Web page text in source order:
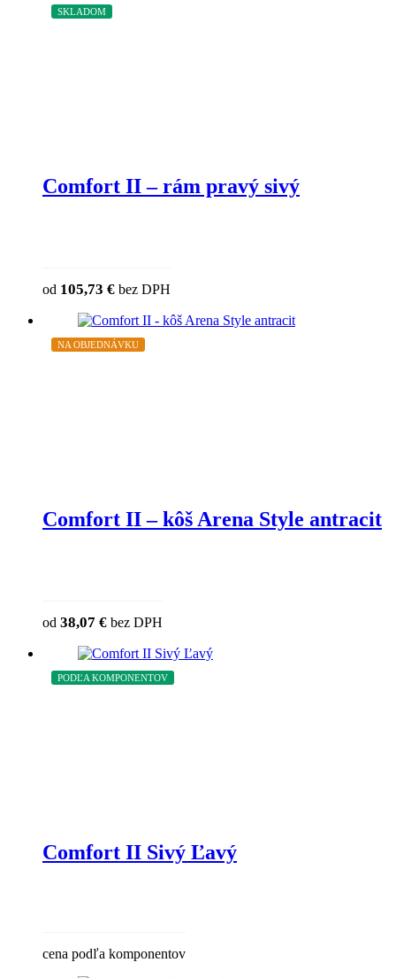
SKLADOM
Comfort II – rám pravý sivý
od 105,73 € bez DPH
NA OBJEDNÁVKU
Comfort II – kôš Arena Style antracit
od 38,07 € bez DPH
PODĽA KOMPONENTOV
Comfort II Sivý Ľavý
cena podľa komponentov